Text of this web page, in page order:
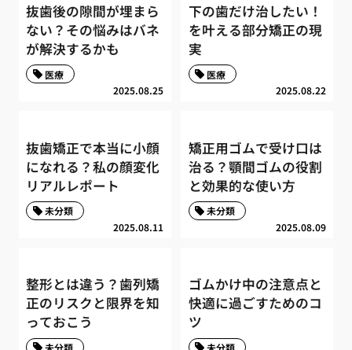
抜歯後の隙間が埋まら
ない？その悩みはバネ
が解決するかも
2025.08.25
医療
下の歯だけ治したい！
を叶える部分矯正の現
実
2025.08.22
医療
抜歯矯正で本当に小顔
になれる？私の顔変化
リアルレポート
2025.08.11
未分類
矯正用ゴムで受け口は
治る？顎間ゴムの役割
と効果的な使い方
2025.08.09
未分類
整形とは違う？歯列矯
正のリスクと限界を知
っておこう
未分類
ゴムかけ中の注意点と
快適に過ごすためのコ
ツ
未分類